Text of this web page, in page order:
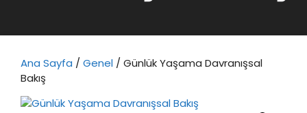
Ana Sayfa / Genel / Günlük Yaşama Davranışsal
Bakış